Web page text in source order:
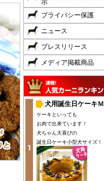
示
プライバシー保護
ニュース
プレスリリース
メディア掲載商品
犬用誕生日ケーキＭ
ケーキといっても
お肉で出来ています！
犬ちゃん大喜びの
誕生日ケーキ小型犬サイズ！